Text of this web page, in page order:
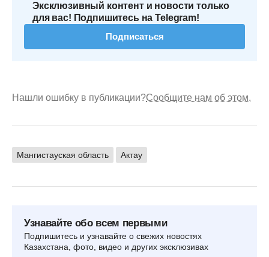
Эксклюзивный контент и новости только
для вас! Подпишитесь на Telegram!
Подписаться
Нашли ошибку в публикации?Сообщите нам об этом.
Мангистауская область Актау
Узнавайте обо всем первыми
Подпишитесь и узнавайте о свежих новостях
Казахстана, фото, видео и других эксклюзивах